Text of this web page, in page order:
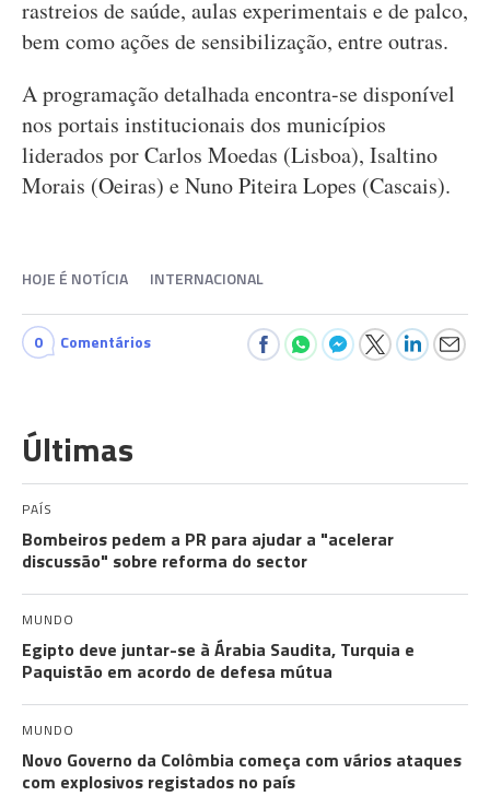
rastreios de saúde, aulas experimentais e de palco,
bem como ações de sensibilização, entre outras.
A programação detalhada encontra-se disponível
nos portais institucionais dos municípios
liderados por Carlos Moedas (Lisboa), Isaltino
Morais (Oeiras) e Nuno Piteira Lopes (Cascais).
HOJE É NOTÍCIA INTERNACIONAL
0 Comentários
Últimas
PAÍS
Bombeiros pedem a PR para ajudar a "acelerar
discussão" sobre reforma do sector
MUNDO
Egipto deve juntar-se à Árabia Saudita, Turquia e
Paquistão em acordo de defesa mútua
MUNDO
Novo Governo da Colômbia começa com vários ataques
com explosivos registados no país